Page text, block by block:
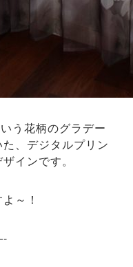
う花柄のグラデー
、デジタルプリン
インです。
～！